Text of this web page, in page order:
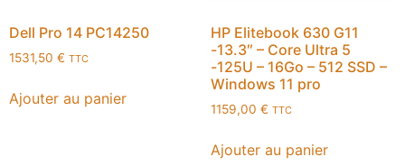
Dell Pro 14 PC14250
1531,50 € TTC
Ajouter au panier
HP Elitebook 630 G11
-13.3″ – Core Ultra 5
-125U – 16Go – 512 SSD –
Windows 11 pro
1159,00 € TTC
Ajouter au panier